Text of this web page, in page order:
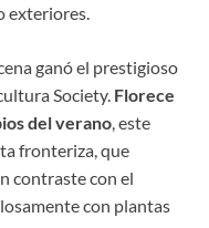
exteriores.
ganó el prestigioso
Society. Florece
del verano , este
fronteriza, que
contraste con el
con plantas